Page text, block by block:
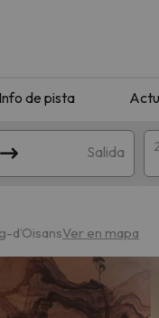
Info de pista
Salida
dʼOisansVer en mapa